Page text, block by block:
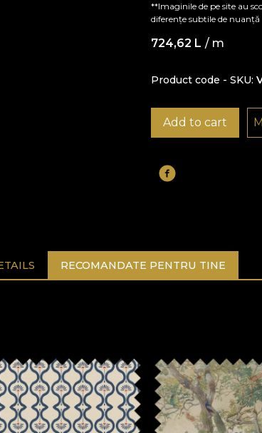
**Imaginile de pe site au
diferențe subtile de
724,62 L / m
Product code - SKU
Add to cart
RECOMANDATE PENTRU TINE